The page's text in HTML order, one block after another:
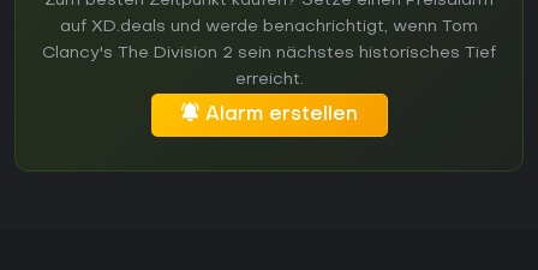
auf XD.deals und werde benachrichtigt, wenn Tom
Clancy's The Division 2 sein nächstes historisches Tief
erreicht.
Alarm erstellen